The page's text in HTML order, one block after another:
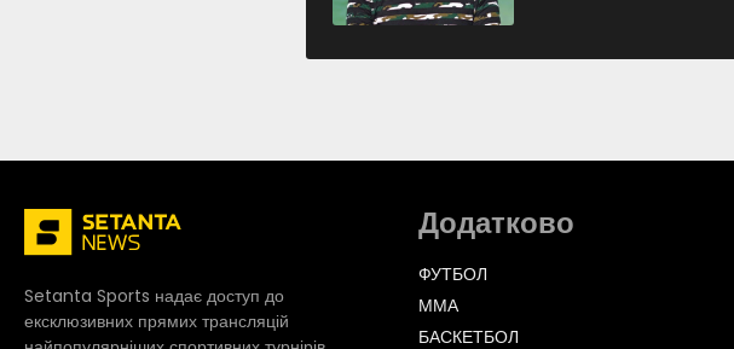
Setanta Sports надає доступ до
ексклюзивних прямих трансляцій
Додатково
ФУТБОЛ
ММА
БАСКЕТБОЛ